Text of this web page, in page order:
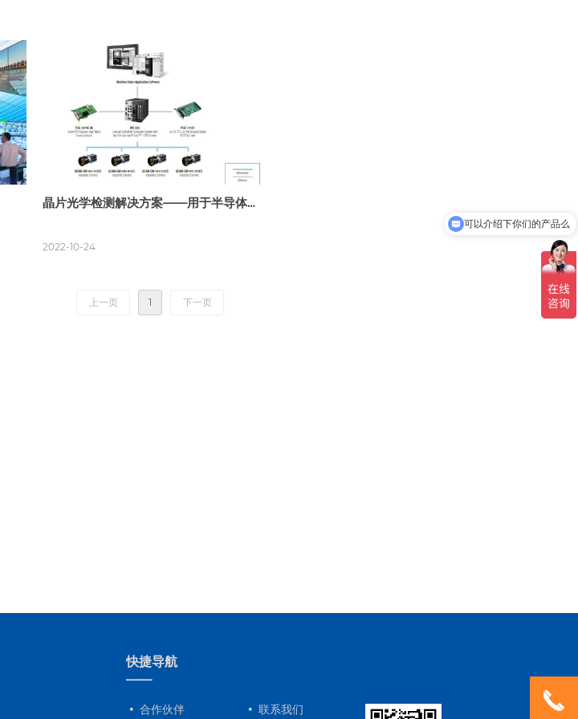
晶片光学检测解决方案——用于半导体前
2022-10-24
上一页 1 下一页
快捷导航
——
넷 合作伙伴 넷 联系我们 끅
可以介绍下你们的产品么